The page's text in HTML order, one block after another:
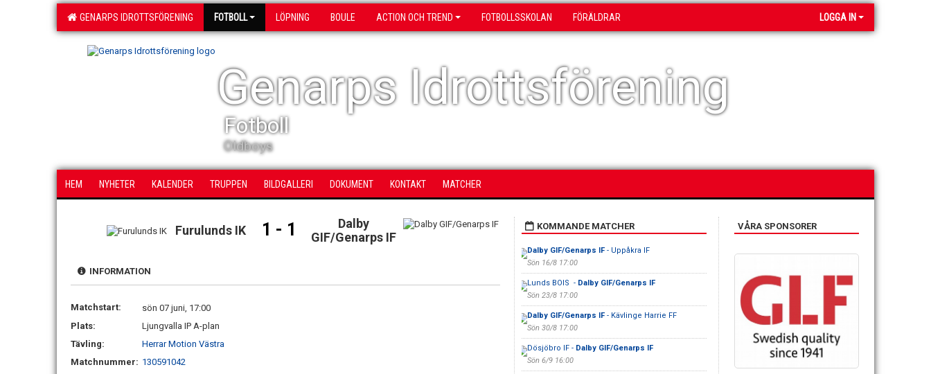
GENARPS IDROTTSFÖRENING FOTBOLL LÖPNING BOULE ACTION OCH TREND FOTBOLLSSKOLAN FÖRÄLDRAR LOGGA IN
Genarps Idrottsförening
Fotboll
Oldboys
HEM NYHETER KALENDER TRUPPEN BILDGALLERI DOKUMENT KONTAKT MATCHER
Furulunds IK 1 - 1
Dalby
GIF/Genarps IF
INFORMATION
Matchstart:
sön 07 juni, 17:00
Plats:
Ljungvalla IP A-plan
Tävling:
Herrar Motion Västra
Matchnummer: 130591042
KOMMANDE MATCHER
Dalby GIF/Genarps IF- Uppåkra IF
Sön 16/8 17:00
Lunds BOIS - Dalby GIF/Genarps IF
Sön 23/8 17:00
Dalby GIF/Genarps IF- Kävlinge Harrie FF
Sön 30/8 17:00
Dösjöbro IF - Dalby GIF/Genarps IF
Sön 6/9 16:00
VÅRA SPONSORER